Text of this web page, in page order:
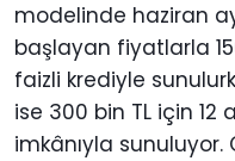
modelinde haziran
başlayan fiyatlarla
faizli krediyle
ise 300 bin TL için
imkânıyla sunuluyor.